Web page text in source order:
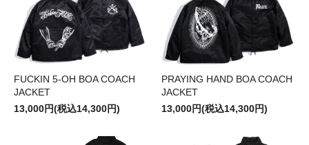
FUCKIN 5-OH BOA COACH
JACKET
13,000円(税込14,300円)
PRAYING HAND BOA COACH
JACKET
13,000円(税込14,300円)